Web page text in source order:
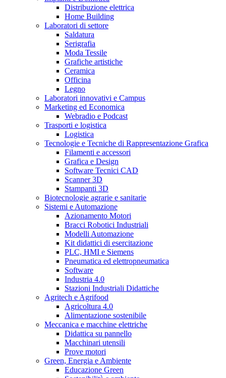
Distribuzione elettrica
Home Building
Laboratori di settore
Saldatura
Serigrafia
Moda Tessile
Grafiche artistiche
Ceramica
Officina
Legno
Laboratori innovativi e Campus
Marketing ed Economica
Webradio e Podcast
Trasporti e logistica
Logistica
Tecnologie e Tecniche di Rappresentazione Grafica
Filamenti e accessori
Grafica e Design
Software Tecnici CAD
Scanner 3D
Stampanti 3D
Biotecnologie agrarie e sanitarie
Sistemi e Automazione
Azionamento Motori
Bracci Robotici Industriali
Modelli Automazione
Kit didattici di esercitazione
PLC, HMI e Siemens
Pneumatica ed elettropneumatica
Software
Industria 4.0
Stazioni Industriali Didattiche
Agritech e Agrifood
Agricoltura 4.0
Alimentazione sostenibile
Meccanica e macchine elettriche
Didattica su pannello
Macchinari utensili
Prove motori
Green, Energia e Ambiente
Educazione Green